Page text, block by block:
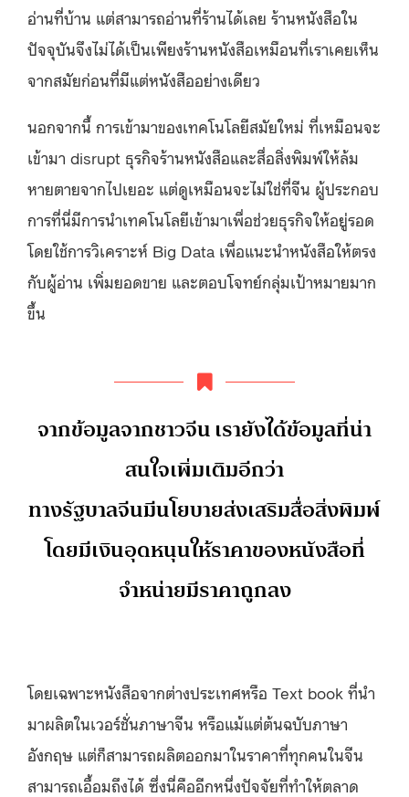
อ่านที่บ้าน แต่สามารถอ่านที่ร้านได้เลย ร้านหนังสือใน
ปัจจุบันจึงไม่ได้เป็นเพียงร้านหนังสือเหมือนที่เราเคยเห็น
จากสมัยก่อนที่มีแต่หนังสืออย่างเดียว
นอกจากนี้ การเข้ามาของเทคโนโลยีสมัยใหม่ ที่เหมือนจะ
เข้ามา disrupt ธุรกิจร้านหนังสือและสื่อสิ่งพิมพ์ให้ล้ม
หายตายจากไปเยอะ แต่ดูเหมือนจะไม่ใช่ที่จีน ผู้ประกอบ
การที่นี่มีการนำเทคโนโลยีเข้ามาเพื่อช่วยธุรกิจให้อยู่รอด
โดยใช้การวิเคราะห์ Big Data เพื่อแนะนำหนังสือให้ตรง
กับผู้อ่าน เพิ่มยอดขาย และตอบโจทย์กลุ่มเป้าหมายมาก
ขึ้น
จากข้อมูลจากชาวจีน เรายังได้ข้อมูลที่น่า
สนใจเพิ่มเติมอีกว่า
ทางรัฐบาลจีนมีนโยบายส่งเสริมสื่อสิ่งพิมพ์
โดยมีเงินอุดหนุนให้ราคาของหนังสือที่
จำหน่ายมีราคาถูกลง
โดยเฉพาะหนังสือจากต่างประเทศหรือ Text book ที่นำ
มาผลิตในเวอร์ชั่นภาษาจีน หรือแม้แต่ต้นฉบับภาษา
อังกฤษ แต่ก็สามารถผลิตออกมาในราคาที่ทุกคนในจีน
สามารถเอื้อมถึงได้ ซึ่งนี่คืออีกหนึ่งปัจจัยที่ทำให้ตลาด